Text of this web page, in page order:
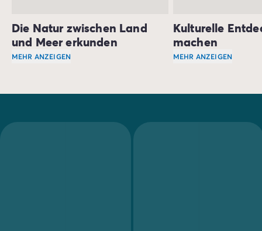
Die Natur zwischen Land
und Meer erkunden
MEHR ANZEIGEN
Kulturelle
machen
MEHR ANZEIGEN